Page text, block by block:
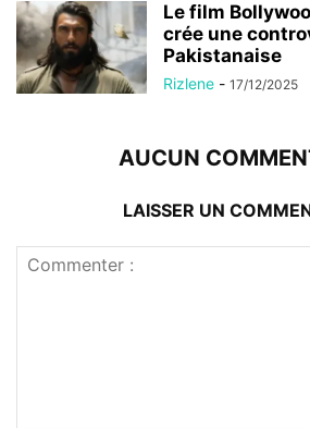
Le film
crée une
Pakistanaise
Rizlene - 17/12/2025
AUCUN
LAISSER UN